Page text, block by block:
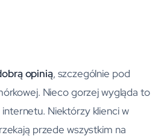
opinią, szczególnie pod
Nieco gorzej wygląda to
Niektórzy klienci w
przede wszystkim na